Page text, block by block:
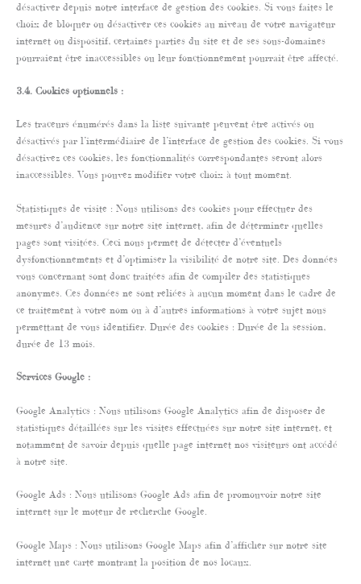
désactiver depuis notre interface de gestion des cookies. Si vous faites le
choix de bloquer ou désactiver ces cookies au niveau de votre navigateur
internet ou dispositif, certaines parties du site et de ses sous-domaines
pourraient être inaccessibles ou leur fonctionnement pourrait être affecté.
3.4. Cookies optionnels :
Les traceurs énumérés dans la liste suivante peuvent être activés ou
désactivés par l’intermédiaire de l’interface de gestion des cookies. Si vous
désactivez ces cookies, les fonctionnalités correspondantes seront alors
inaccessibles. Vous pouvez modifier votre choix à tout moment.
Statistiques de visite : Nous utilisons des cookies pour effectuer des
mesures d’audience sur notre site internet, afin de déterminer quelles
pages sont visitées. Ceci nous permet de détecter d’éventuels
dysfonctionnements et d’optimiser la visibilité de notre site. Des données
vous concernant sont donc traitées afin de compiler des statistiques
anonymes. Ces données ne sont reliées à aucun moment dans le cadre de
ce traitement à votre nom ou à d’autres informations à votre sujet nous
permettant de vous identifier. Durée des cookies : Durée de la session,
durée de 13 mois.
Services Google :
Google Analytics : Nous utilisons Google Analytics afin de disposer de
statistiques détaillées sur les visites effectuées sur notre site internet, et
notamment de savoir depuis quelle page internet nos visiteurs ont accédé
à notre site.
Google Ads : Nous utilisons Google Ads afin de promouvoir notre site
internet sur le moteur de recherche Google.
Google Maps : Nous utilisons Google Maps afin d’afficher sur notre site
internet une carte montrant la position de nos locaux.